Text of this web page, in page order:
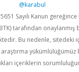
@karabul
Sayılı Kanun
tarafından onaylanmış
Bu nedenle, sitedeki
yükümlülüğümüz
içeriklerin